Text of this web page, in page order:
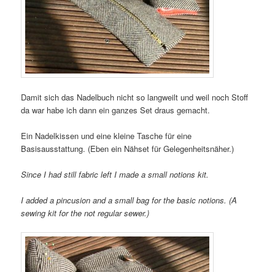
Damit sich das Nadelbuch nicht so langweilt und weil noch Stoff
da war habe ich dann ein ganzes Set draus gemacht.
Ein Nadelkissen und eine kleine Tasche für eine
Basisausstattung. (Eben ein Nähset für Gelegenheitsnäher.)
Since I had still fabric left I made a small notions kit.
I added a pincusion and a small bag for the basic notions. (A
sewing kit for the not regular sewer.)